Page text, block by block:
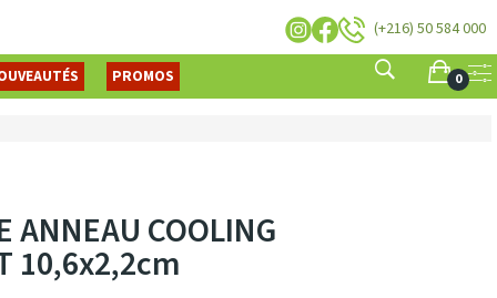
(+216) 50 584 000
PROMOS 0
ANNEAU COOLING
10,6x2,2cm